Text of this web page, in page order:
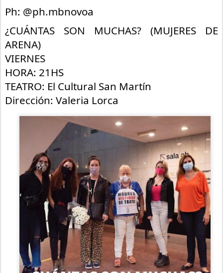
Ph: @ph.mbnovoa
¿CUÁNTAS SON MUCHAS? (MUJERES DE
ARENA)
VIERNES
HORA: 21HS
TEATRO: El Cultural San Martín
Dirección: Valeria Lorca